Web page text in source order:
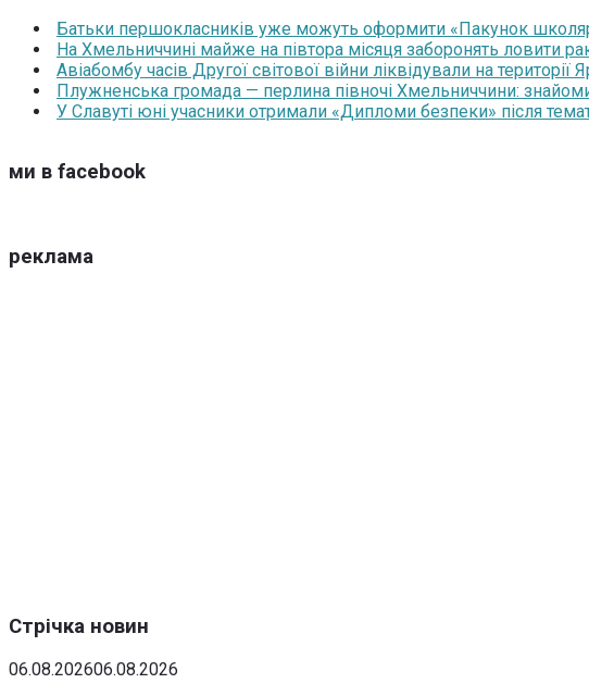
Батьки першокласників уже можуть оформити «Пакунок
На Хмельниччині майже на півтора місяця заборонять ловити
Авіабомбу часів Другої світової війни ліквідували на
Плужненська громада — перлина півночі Хмельниччини:
У Славуті юні учасники отримали «Дипломи безпеки» після
ми в facebook
реклама
Стрічка новин
06.08.202606.08.2026